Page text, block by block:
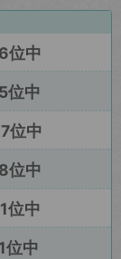
位中
位中
位中
位中
位中
位中